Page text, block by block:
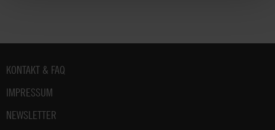
Fußbereich
KONTAKT & FAQ
IMPRESSUM
NEWSLETTER